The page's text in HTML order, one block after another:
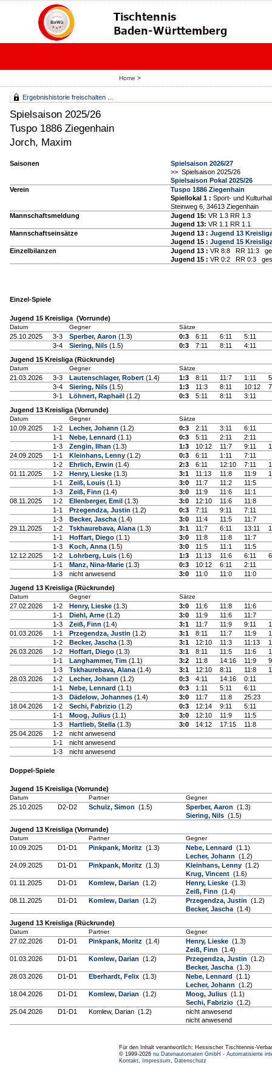
Home >
Ergebnishistorie freischalten ...
Spielsaison 2025/26
Tuspo 1886 Ziegenhain
Jorch, Maxim
Saisonen
Spielsaison 2026/27
>> Spielsaison 2025/26
Spielsaison Pokal 2025/26
Verein
Tuspo 1886 Ziegenhain
Spiellokal 1 : Sport- und
Steinweg 6, 34613 Ziegenhain
Mannschaftsmeldung
Jugend 15: VR 1.3 RR 1.3
Jugend 13: VR 1.1 RR 1.1
Mannschaftseinsätze
Jugend 13 : Jugend 13
Jugend 15 : Jugend 15
Einzelbilanzen
Jugend 13 : VR 8:8 RR 11:3
Jugend 15 : VR 0:2 RR 0:3
Einzel-Spiele
Jugend 15 Kreisliga (Vorrunde)
Datum Gegner Sätze
25.10.2025 3-3 Sperber, Aaron (1.3) 0:3 6:11 6:11
5:11
3-4
Siering, Nils (1.5) 0:3 7:11 8:11
4:11
Jugend 15 Kreisliga (Rückrunde)
Datum Gegner Sätze
21.03.2026 3-3 Lautenschlager, Robert (1.4) 1:3 8:11 11:7 1:11
3-4
Siering, Nils (1.5) 1:3 11:3 8:11 10:12
3-1
Löhnert, Raphaël (1.2) 0:3 5:11 8:11
3:11
Jugend 13 Kreisliga (Vorrunde)
Datum Gegner Sätze
10.09.2025 1-2 Lecher, Johann (1.2) 0:3 2:11 3:11
6:11
1-1
Nebe, Lennard (1.1) 0:3 5:11 2:11
2:11
1-3
Zengin, Ilhan (1.3) 1:3 10:12 11:7 9:11
24.09.2025
1-1 Kleinhans, Lenny (1.2) 0:3 6:11 1:11
7:11
1-2
Ehrlich, Erwin (1.4) 2:3 6:11 12:10 7:11
01.11.2025
1-2 Henry, Lieske (1.3) 3:1 11:13 11:8 11:9
1-1
Zeiß, Louis (1.1) 3:0 11:7 11:2
11:5
1-3
Zeiß, Finn (1.4) 3:0 11:9 11:6
11:1
08.11.2025
1-2 Ellenberger, Emil (1.3) 3:0 12:10 11:6
11:8
1-1
Przegendza, Justin (1.2) 0:3 7:11 9:11
7:11
1-3
Becker, Jascha (1.4) 3:0 11:4 11:5
11:7
29.11.2025
1-2 Tskhaurebava, Alana (1.3) 3:1 11:7 6:11 13:11
1-1
Hoffart, Diego (1.1) 3:0 11:8 11:8
11:7
1-3
Koch, Anna (1.5) 3:0 11:5 11:1
11:5
12.12.2025
1-2 Lohrberg, Luis (1.6) 1:3 11:13 11:6 6:11
1-1
Manz, Nina-Marie (1.3) 0:3 10:12 6:11
2:11
1-3
nicht anwesend 3:0 11:0 11:0
11:0
Jugend 13 Kreisliga (Rückrunde)
Datum Gegner Sätze
27.02.2026 1-2 Henry, Lieske (1.3) 3:0 11:6 11:8
11:6
1-1
Diehl, Arne (1.2) 3:0 11:9 11:6
11:7
1-3
Zeiß, Finn (1.4) 3:1 11:7 11:9 9:11
01.03.2026
1-1 Przegendza, Justin (1.2) 3:1 8:11 11:7 11:9
1-2
Becker, Jascha (1.3) 3:1 12:10 11:3 11:13
26.03.2026
1-2 Hoffart, Diego (1.3) 3:1 8:11 11:5 11:6
1-1
Langhammer, Tim (1.1) 3:2 11:8 14:16 11:9
1-3
Tskhaurebava, Alana (1.4) 3:1 12:10 8:11 11:8
28.03.2026
1-2 Lecher, Johann (1.2) 0:3 4:11 14:16
0:11
1-1
Nebe, Lennard (1.1) 0:3 1:11 5:11
6:11
1-3
Dädelow, Johannes (1.4) 3:0 11:7 11:8
25:23
18.04.2026
1-2 Sechi, Fabrizio (1.2) 0:3 12:14 9:11
5:11
1-1
Moog, Julius (1.1) 3:0 12:10 11:9
11:5
1-3
Hartlieb, Stella (1.3) 3:0 14:12 17:15
11:8
25.04.2026
1-2
nicht anwesend
1-1
nicht anwesend
1-3
nicht anwesend
Doppel-Spiele
Jugend 15 Kreisliga (Vorrunde)
Datum Partner Gegner
25.10.2025 D2-D2 Schulz, Simon (1.5) Sperber, Aaron (1.3)
Siering, Nils (1.5)
Jugend 13 Kreisliga (Vorrunde)
Datum Partner Gegner
10.09.2025 D1-D1 Pinkpank, Moritz (1.3) Nebe, Lennard (1.1)
Lecher, Johann (1.2)
24.09.2025
D1-D1 Pinkpank, Moritz (1.3) Kleinhans, Lenny (1.2)
Krug, Vincent (1.6)
01.11.2025
D1-D1 Komlew, Darian (1.2) Henry, Lieske (1.3)
Zeiß, Finn (1.4)
08.11.2025
D1-D1 Komlew, Darian (1.2) Przegendza, Justin (1.2)
Becker, Jascha (1.4)
Jugend 13 Kreisliga (Rückrunde)
Datum Partner Gegner
27.02.2026 D1-D1 Pinkpank, Moritz (1.4) Henry, Lieske (1.3)
Zeiß, Finn (1.4)
01.03.2026
D1-D1 Komlew, Darian (1.2) Przegendza, Justin (1.2)
Becker, Jascha (1.3)
28.03.2026
D1-D1 Eberhardt, Felix (1.3) Nebe, Lennard (1.1)
Lecher, Johann (1.2)
18.04.2026
D1-D1 Komlew, Darian (1.2) Moog, Julius (1.1)
Sechi, Fabrizio (1.2)
25.04.2026
D1-D1 Komlew, Darian (1.2)
nicht anwesend
nicht anwesend
Für den Inhalt verantwortlich: Hessischer Tischtennis-
© 1999-2026 nu Datenautomaten GmbH - Automatisierte
Kontakt, Impressum, Datenschutz